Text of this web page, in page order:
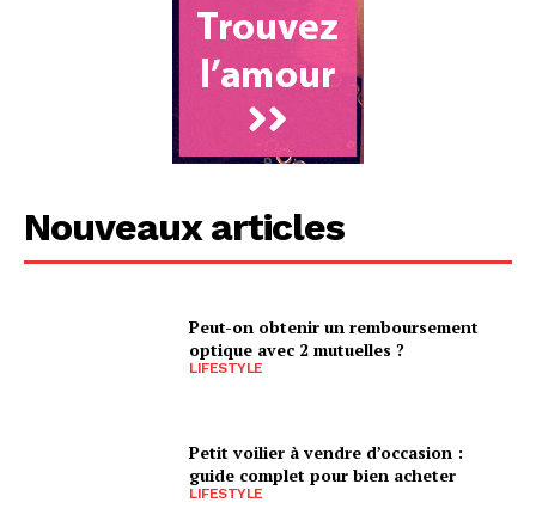
Nouveaux articles
Peut-on obtenir un remboursement
optique avec 2 mutuelles ?
LIFESTYLE
Petit voilier à vendre d’occasion :
guide complet pour bien acheter
LIFESTYLE